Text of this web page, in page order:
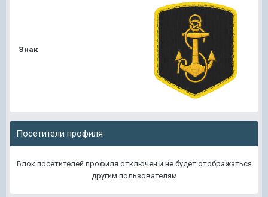
Знак
Посетители профиля
Блок посетителей профиля отключен и не будет отображаться
другим пользователям